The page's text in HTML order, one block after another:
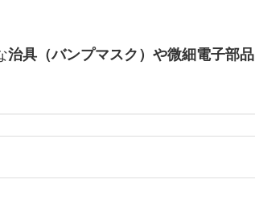
治具（バンプマスク）や微細電子部品